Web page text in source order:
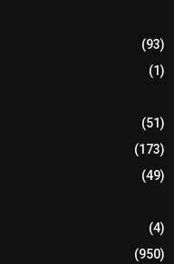
(93)
(1)
(51)
(173)
(49)
(4)
(950)